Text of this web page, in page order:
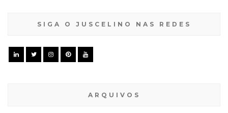
SIGA O JUSCELINO NAS REDES
ARQUIVOS